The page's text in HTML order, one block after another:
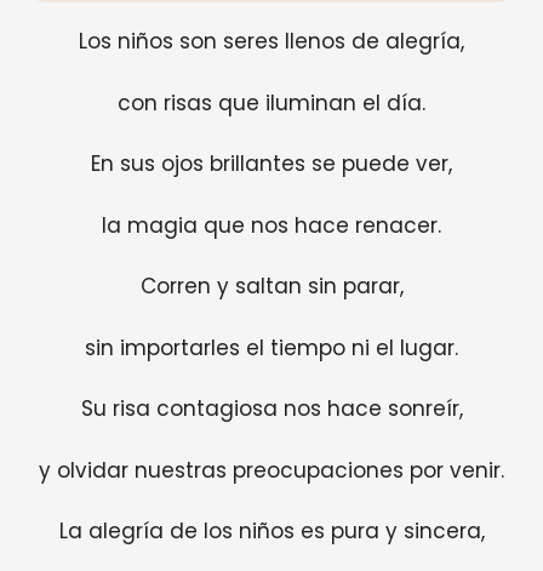
Los niños son seres llenos de alegría,
con risas que iluminan el día.
En sus ojos brillantes se puede ver,
la magia que nos hace renacer.
Corren y saltan sin parar,
sin importarles el tiempo ni el lugar.
Su risa contagiosa nos hace sonreír,
y olvidar nuestras preocupaciones por venir.
La alegría de los niños es pura y sincera,